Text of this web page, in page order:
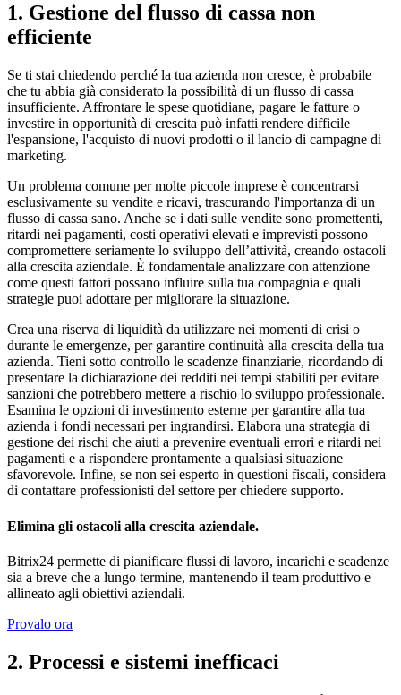
1. Gestione del flusso di cassa non
efficiente
Se ti stai chiedendo perché la tua azienda non cresce, è probabile
che tu abbia già considerato la possibilità di un flusso di cassa
insufficiente. Affrontare le spese quotidiane, pagare le fatture o
investire in opportunità di crescita può infatti rendere difficile
l'espansione, l'acquisto di nuovi prodotti o il lancio di campagne di
marketing.
Un problema comune per molte piccole imprese è concentrarsi
esclusivamente su vendite e ricavi, trascurando l'importanza di un
flusso di cassa sano. Anche se i dati sulle vendite sono promettenti,
ritardi nei pagamenti, costi operativi elevati e imprevisti possono
compromettere seriamente lo sviluppo dell’attività, creando ostacoli
alla crescita aziendale. È fondamentale analizzare con attenzione
come questi fattori possano influire sulla tua compagnia e quali
strategie puoi adottare per migliorare la situazione.
Crea una riserva di liquidità da utilizzare nei momenti di crisi o
durante le emergenze, per garantire continuità alla crescita della tua
azienda. Tieni sotto controllo le scadenze finanziarie, ricordando di
presentare la dichiarazione dei redditi nei tempi stabiliti per evitare
sanzioni che potrebbero mettere a rischio lo sviluppo professionale.
Esamina le opzioni di investimento esterne per garantire alla tua
azienda i fondi necessari per ingrandirsi. Elabora una strategia di
gestione dei rischi che aiuti a prevenire eventuali errori e ritardi nei
pagamenti e a rispondere prontamente a qualsiasi situazione
sfavorevole. Infine, se non sei esperto in questioni fiscali, considera
di contattare professionisti del settore per chiedere supporto.
Elimina gli ostacoli alla crescita aziendale.
Bitrix24 permette di pianificare flussi di lavoro, incarichi e scadenze
sia a breve che a lungo termine, mantenendo il team produttivo e
allineato agli obiettivi aziendali.
Provalo ora
2. Processi e sistemi inefficaci